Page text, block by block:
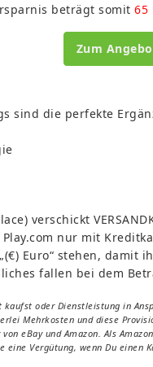
beträgt somit 65
Zum
sind die perfekte
verschickt
nur mit
Euro“ stehen, damit
fallen bei dem
kaufst oder Dienstleistung in
Mehrkosten und diese
eBay und Amazon. Als
Vergütung, wenn Du einen